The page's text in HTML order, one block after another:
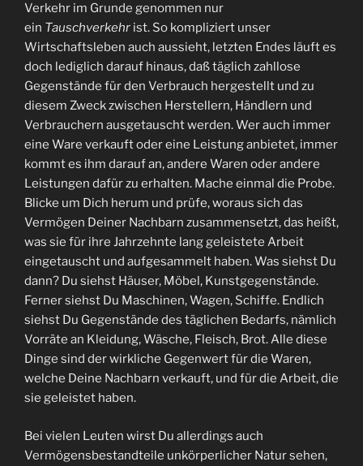
Verkehr im Grunde genommen nur
ein Tauschverkehr ist. So kompliziert unser
Wirtschaftsleben auch aussieht, letzten Endes läuft es
doch lediglich darauf hinaus, daß täglich zahllose
Gegenstände für den Verbrauch hergestellt und zu
diesem Zweck zwischen Herstellern, Händlern und
Verbrauchern ausgetauscht werden. Wer auch immer
eine Ware verkauft oder eine Leistung anbietet, immer
kommt es ihm darauf an, andere Waren oder andere
Leistungen dafür zu erhalten. Mache einmal die Probe.
Blicke um Dich herum und prüfe, woraus sich das
Vermögen Deiner Nachbarn zusammensetzt, das heißt,
was sie für ihre Jahrzehnte lang geleistete Arbeit
eingetauscht und aufgesammelt haben. Was siehst Du
dann? Du siehst Häuser, Möbel, Kunstgegenstände.
Ferner siehst Du Maschinen, Wagen, Schiffe. Endlich
siehst Du Gegenstände des täglichen Bedarfs, nämlich
Vorräte an Kleidung, Wäsche, Fleisch, Brot. Alle diese
Dinge sind der wirkliche Gegenwert für die Waren,
welche Deine Nachbarn verkauft, und für die Arbeit, die
sie geleistet haben.
Bei vielen Leuten wirst Du allerdings auch
Vermögensbestandteile unkörperlicher Natur sehen,